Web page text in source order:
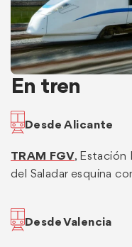
En tren
Desde Alicante
TRAM FGV, Estación
del Saladar esquina
Desde Valencia